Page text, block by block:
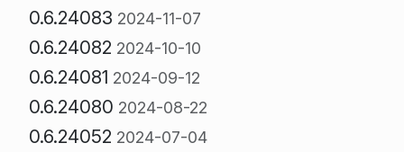
0.6.24083 2024-11-07
0.6.24082 2024-10-10
0.6.24081 2024-09-12
0.6.24080 2024-08-22
0.6.24052 2024-07-04